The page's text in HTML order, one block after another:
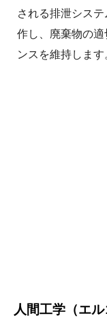
される排泄シス
作し、廃棄物の
ンスを維持します
人間工学（エ